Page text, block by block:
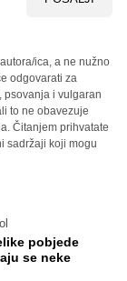
ica, a ne nužno
odgovarati za
psovanja i vulgaran
to ne obavezuje
Čitanjem prihvatate
sadržaji koji mogu
pobjede
se neke